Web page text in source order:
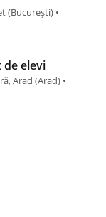
(Bucureşti) •
elevi
Arad (Arad) •